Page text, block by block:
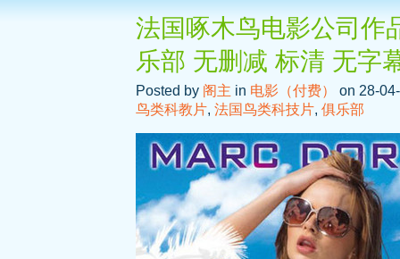
法国啄木鸟电影公司作
乐部 无删减 标清 无字
Posted by 阁主 in 电影（付费）
on 28-
鸟类科教片, 法国鸟类科技片, 俱乐部